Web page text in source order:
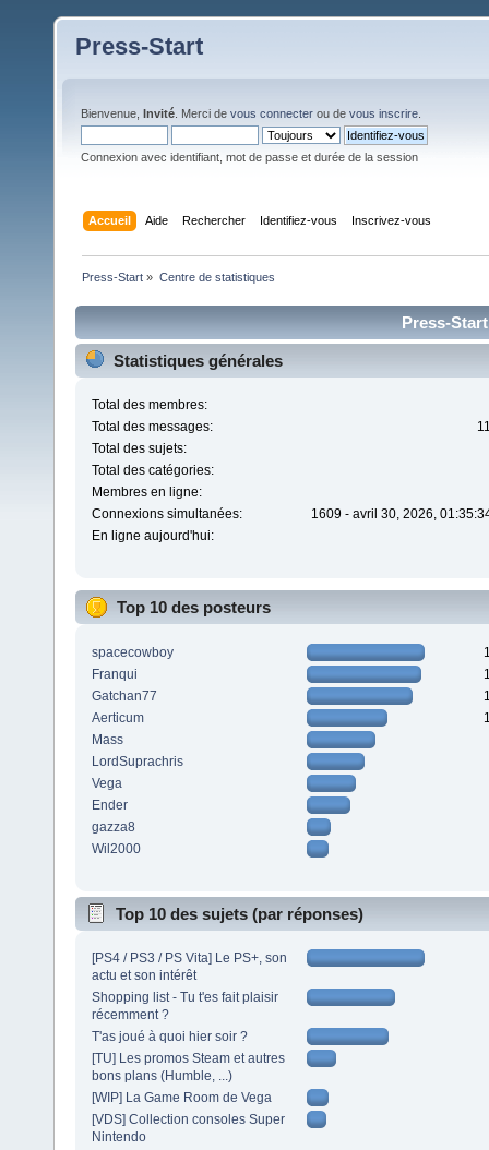
Press-Start
Bienvenue, Invité . Merci de vous connecter ou de vous inscrire
Connexion avec identifiant, mot de passe et durée de la session
Accueil Aide Rechercher Identifiez-vous Inscrivez-vous
Press-Start » Centre de statistiques
Press-
Statistiques générales
Total des membres:
Total des messages:
Total des sujets:
Total des catégories:
Membres en ligne:
Connexions simultanées:
1609 - avril 30, 2026,
En ligne aujourd'hui:
Top 10 des posteurs
spacecowboy
Franqui
Gatchan77
Aerticum
Mass
LordSuprachris
Vega
Ender
gazza8
Wil2000
Top 10 des sujets (par réponses)
[PS4 / PS3 / PS Vita] Le PS+, son
actu et son intérêt
Shopping list - Tu t'es fait plaisir
récemment ?
T'as joué à quoi hier soir ?
[TU] Les promos Steam et autres
bons plans (Humble, ...)
[WIP] La Game Room de Vega
[VDS] Collection consoles Super
Nintendo